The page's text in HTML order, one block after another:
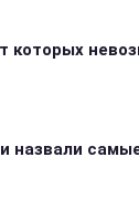
которых
назвали